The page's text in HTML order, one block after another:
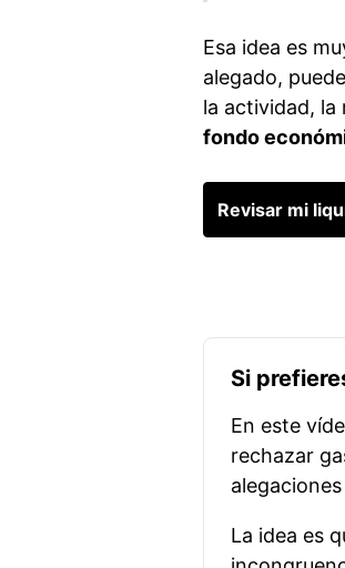
Esa idea es
alegado,
la actividad, la
fondo
Revisar mi
Si
En este
rechazar
La idea es